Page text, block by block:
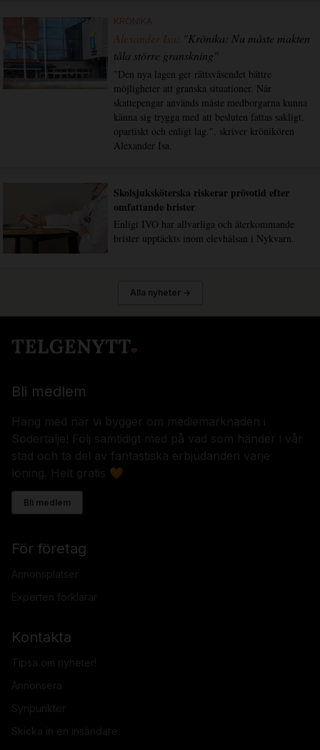
KRÖNIKA
Alexander Isa: "Krönika: Nu måste makten
tåla större granskning"
"Den nya lagen ger rättsväsendet bättre
möjligheter att granska situationer. När
skattepengar används måste medborgarna kunna
känna sig trygga med att besluten fattas sakligt,
opartiskt och enligt lag.", skriver krönikören
Alexander Isa.
Skolsjuksköterska riskerar prövotid efter
omfattande brister
Enligt IVO har allvarliga och återkommande
brister upptäckts inom elevhälsan i Nykvarn.
Alla nyheter →
Bli medlem
Häng med när vi bygger om mediemarknaden i
Södertälje! Följ samtidigt med på vad som händer i vår
stad och ta del av fantastiska erbjudanden varje
löning. Helt gratis 🧡
Bli medlem
För företag
Annonsplatser
Experten förklarar
Kontakta
Tipsa om nyheter!
Annonsera
Synpunkter
Skicka in en insändare